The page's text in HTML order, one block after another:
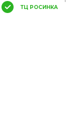
ТЦ РОСИНКА